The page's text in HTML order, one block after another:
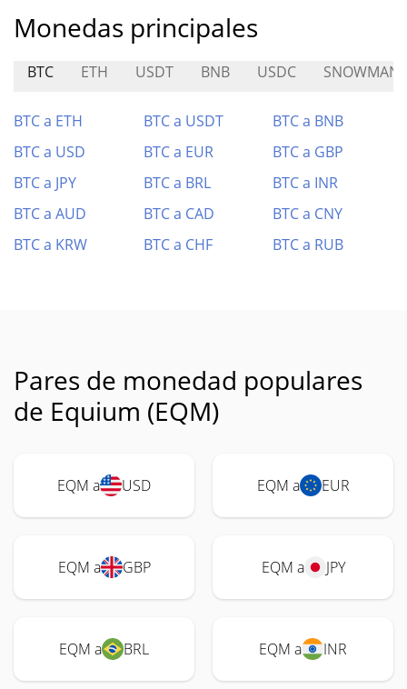
Monedas principales
BTC ETH USDT BNB USDC SNOWMAN
BTC a ETH BTC a USDT
BTC a BNB
BTC a USD
BTC a EUR
BTC a GBP
BTC a JPY
BTC a BRL
BTC a INR
BTC a AUD
BTC a CAD
BTC a CNY
BTC a KRW
BTC a CHF BTC a RUB
Pares de monedad populares
de Equium (EQM)
EQM a USD EQM a EUR
EQM a GBP EQM a JPY
EQM a BRL EQM a INR